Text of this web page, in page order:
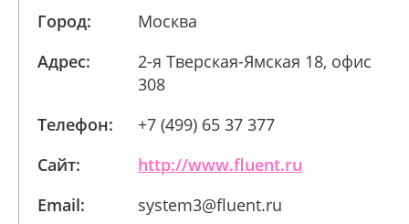
Город:
Москва
Адрес:
2-я Тверская-Ямская 18, офис
308
Телефон:
+7 (499) 65 37 377
Сайт:
http://www.fluent.ru
Email:
system3@fluent.ru